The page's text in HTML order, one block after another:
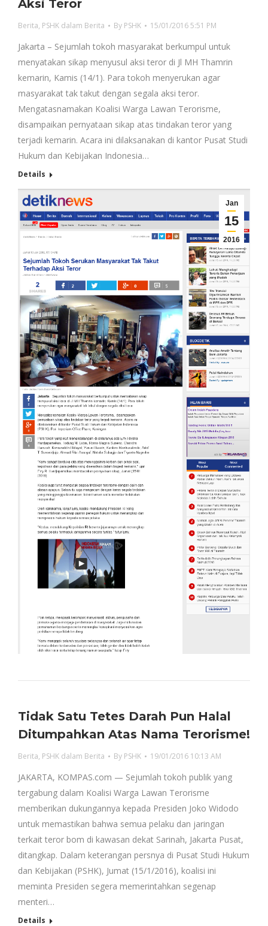
Aksi Teror
Berita, PSHK dalam Berita By PSHK 15/01/2016 5:51 PM
Jakarta – Sejumlah tokoh masyarakat berkumpul untuk
menyatakan sikap menyusul aksi teror di Jl MH Thamrin
kemarin, Kamis (14/1). Para tokoh menyerukan agar
masyarakat tak takut dengan segala aksi teror.
Mengatasnamakan Koalisi Warga Lawan Terorisme,
disampaikan pernyataan sikap atas tindakan teror yang
terjadi kemarin. Acara ini dilaksanakan di kantor Pusat Studi
Hukum dan Kebijakan Indonesia…
Details
Jan
15
2016
Tidak Satu Tetes Darah Pun Halal
Ditumpahkan Atas Nama Terorisme!
Berita, PSHK dalam Berita By PSHK 19/01/2016 10:13 AM
JAKARTA, KOMPAS.com — Sejumlah tokoh publik yang
tergabung dalam Koalisi Warga Lawan Terorisme
memberikan dukungannya kepada Presiden Joko Widodo
untuk memastikan bahwa semua pelaku dan jaringan
terkait teror bom di kawasan dekat Sarinah, Jakarta Pusat,
ditangkap. Dalam keterangan persnya di Pusat Studi Hukum
dan Kebijakan (PSHK), Jumat (15/1/2016), koalisi ini
meminta Presiden segera memerintahkan segenap
menteri…
Details